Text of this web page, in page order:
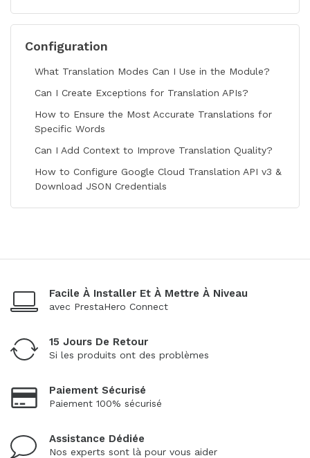
Configuration
What Translation Modes Can I Use in the Module?
Can I Create Exceptions for Translation APIs?
How to Ensure the Most Accurate Translations for
Specific Words
Can I Add Context to Improve Translation Quality?
How to Configure Google Cloud Translation API v3 &
Download JSON Credentials
Facile À Installer Et À Mettre À Niveau
avec PrestaHero Connect
15 Jours De Retour
Si les produits ont des problèmes
Paiement Sécurisé
Paiement 100% sécurisé
Assistance Dédiée
Nos experts sont là pour vous aider